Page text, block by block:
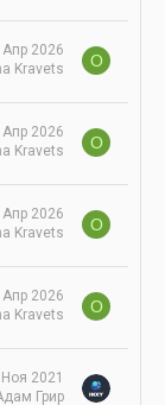
Апр 2026
Kravets
O
Апр 2026
Kravets
O
Апр 2026
Kravets
O
Апр 2026
Kravets
O
2021
Грир